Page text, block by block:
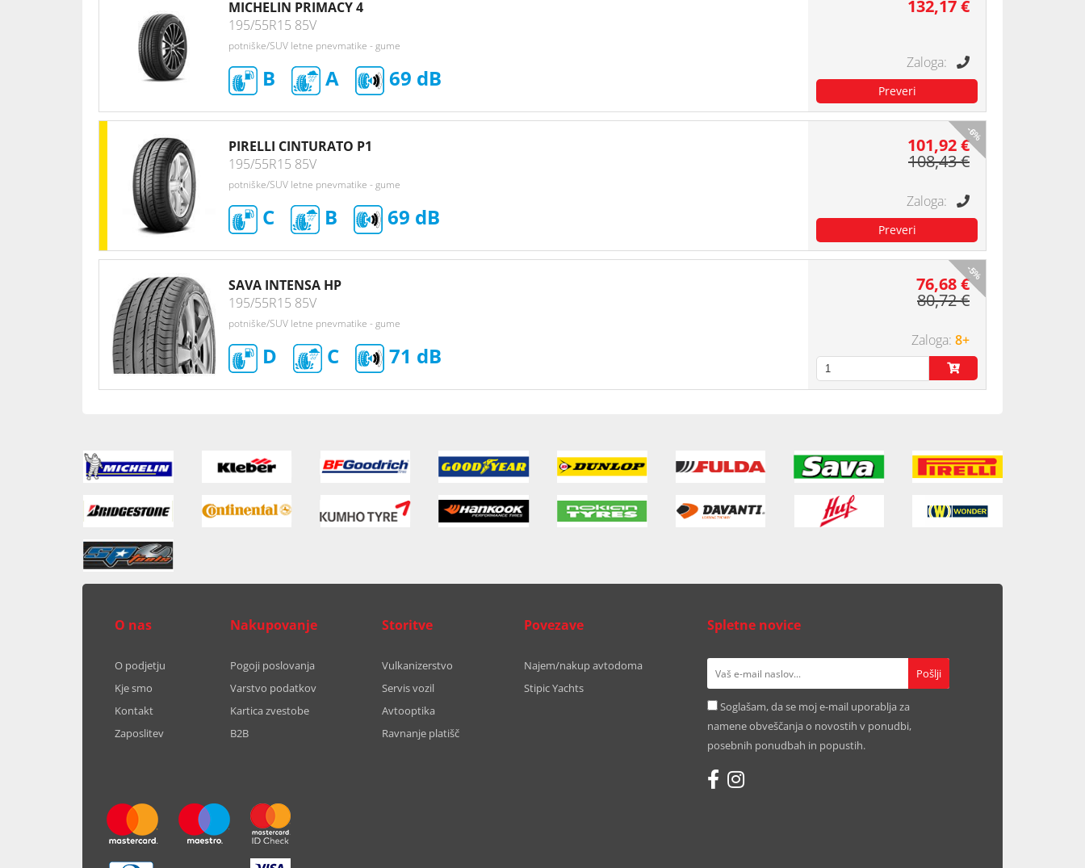
MICHELIN PRIMACY 4
195/55R15 85V
potniške/SUV letne pnevmatike - gume
B A 69
132,17 €
-6%
PIRELLI CINTURATO P1
195/55R15 85V
potniške/SUV letne pnevmatike - gume
C B 69
101,92 €
108,43 €
-5%
SAVA INTENSA HP
195/55R15 85V
potniške/SUV letne pnevmatike - gume
D C 71
76,68 €
80,72 €
8+
O nas
O podjetju
Kje smo
Kontakt
Zaposlitev
Nakupovanje
Pogoji poslovanja
Varstvo podatkov
Kartica zvestobe
B2B
Storitve
Vulkanizerstvo
Servis vozil
Avtooptika
Ravnanje platišč
Povezave
Najem/nakup avtodoma
Stipic Yachts
Spletne novice
Soglašam, da se moj e-mail uporablja za
namene obveščanja o novostih v ponudbi,
posebnih ponudbah in popustih.